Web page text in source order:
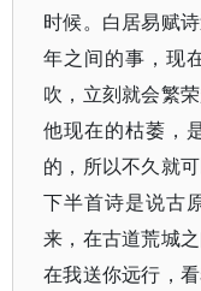
时候。白居易赋
年之间的事，现
吹，立刻就会繁
他现在的枯萎，
的，所以不久就
下半首诗是说古
来，在古道荒城
在我送你远行，